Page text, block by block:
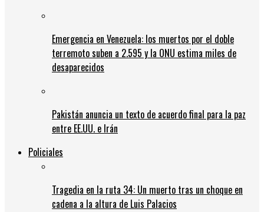
Emergencia en Venezuela: los muertos por el doble
terremoto suben a 2.595 y la ONU estima miles de
desaparecidos
Pakistán anuncia un texto de acuerdo final para la paz
entre EE.UU. e Irán
Policiales
Tragedia en la ruta 34: Un muerto tras un choque en
cadena a la altura de Luis Palacios